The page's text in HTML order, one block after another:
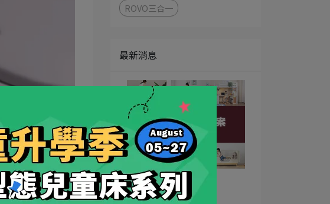
ROVO三合一
最新消息
成長煥新計畫2.0
2026-07-29